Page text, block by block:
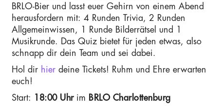
BRLO-Bier und lasst euer Gehirn von einem Abend
herausfordern mit: 4 Runden Trivia, 2 Runden
Allgemeinwissen, 1 Runde Bilderrätsel und 1
Musikrunde. Das Quiz bietet für jeden etwas, also
schnapp dir dein Team und sei dabei.
Hol dir hier deine Tickets! Ruhm und Ehre erwarten
euch!
Start: 18:00 Uhr im BRLO Charlottenburg